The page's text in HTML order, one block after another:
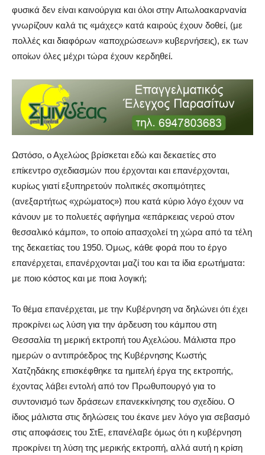
φυσικά δεν είναι καινούργια και όλοι στην Αιτωλοακαρνανία
γνωρίζουν καλά τις «μάχες» κατά καιρούς έχουν δοθεί, (με
πολλές και διαφόρων «αποχρώσεων» κυβερνήσεις), εκ των
οποίων όλες μέχρι τώρα έχουν κερδηθεί.
Ωστόσο, ο Αχελώος βρίσκεται εδώ και δεκαετίες στο
επίκεντρο σχεδιασμών που έρχονται και επανέρχονται,
κυρίως γιατί εξυπηρετούν πολιτικές σκοπιμότητες
(ανεξαρτήτως «χρώματος») που κατά κύριο λόγο έχουν να
κάνουν με το πολυετές αφήγημα «επάρκειας νερού στον
θεσσαλικό κάμπο», το οποίο απασχολεί τη χώρα από τα τέλη
της δεκαετίας του 1950. Όμως, κάθε φορά που το έργο
επανέρχεται, επανέρχονται μαζί του και τα ίδια ερωτήματα:
με ποιο κόστος και με ποια λογική;
Το θέμα επανέρχεται, με την Κυβέρνηση να δηλώνει ότι έχει
προκρίνει ως λύση για την άρδευση του κάμπου στη
Θεσσαλία τη μερική εκτροπή του Αχελώου. Μάλιστα προ
ημερών ο αντιπρόεδρος της Κυβέρνησης Κωστής
Χατζηδάκης επισκέφθηκε τα ημιτελή έργα της εκτροπής,
έχοντας λάβει εντολή από τον Πρωθυπουργό για το
συντονισμό των δράσεων επανεκκίνησης του σχεδίου. Ο
ίδιος μάλιστα στις δηλώσεις του έκανε μεν λόγο για σεβασμό
στις αποφάσεις του ΣτΕ, επανέλαβε όμως ότι η κυβέρνηση
προκρίνει τη λύση της μερικής εκτροπή, αλλά αυτή η κρίση